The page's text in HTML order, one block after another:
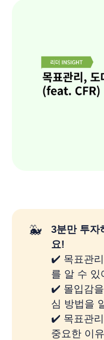
🐳
3분만 투자
요!
✔️ 목표관
를 알 수 있
✔️ 몰입감
심 방법을
✔️ 목표관리
중요한 이